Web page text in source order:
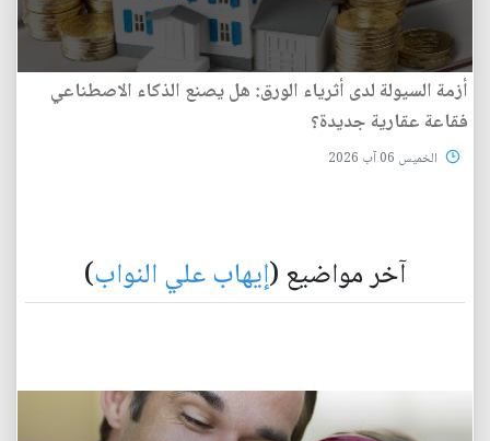
أزمة السيولة لدى أثرياء الورق: هل يصنع الذكاء الاصطناعي
فقاعة عقارية جديدة؟
الخميس 06 آب 2026
آخر مواضيع (إيهاب علي النواب)